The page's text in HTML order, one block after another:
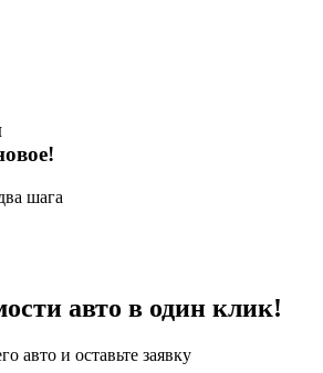
шага
авто в один клик!
авто и оставьте заявку